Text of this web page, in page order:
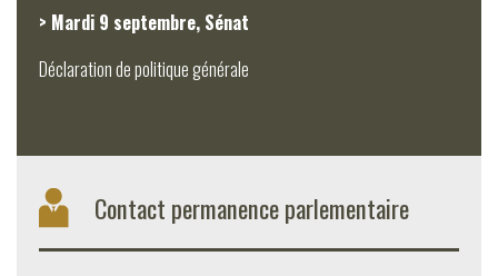
> Mardi 9 septembre, Sénat
Déclaration de politique générale
Contact permanence parlementaire